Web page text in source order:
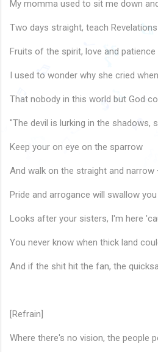
My momma used to sit me down
Two days straight, teach
Fruits of the spirit, love and
I used to wonder why she cried
That nobody in this world but God
"The devil is lurking in the shadows,
Keep your on eye on the sparrow
And walk on the straight and narrow
Pride and arrogance will swallow
Looks after your sisters, I'm here
You never know when thick land
And if the shit hit the fan, the
[Refrain]
Where there's no vision, the people
🎵
♩
🎵
🎵
🎶
🎶
♫
♬
♬
🎵
♫
♪
♬
♩